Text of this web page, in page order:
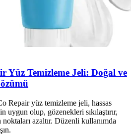
Yüz Temizleme Jeli: Doğal ve
Repair yüz temizleme jeli, hassas
olup, gözenekleri sıkılaştırır,
noktaları azaltır. Düzenli kullanımda